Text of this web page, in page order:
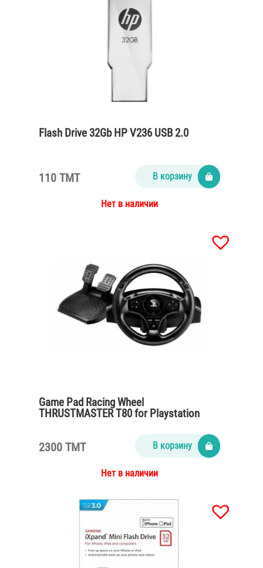
Flash Drive 32Gb HP V236 USB 2.0
110 TMT В корзину
Нет в наличии
Game Pad Racing Wheel
THRUSTMASTER T80 for Playstation
2300 TMT В корзину
Нет в наличии